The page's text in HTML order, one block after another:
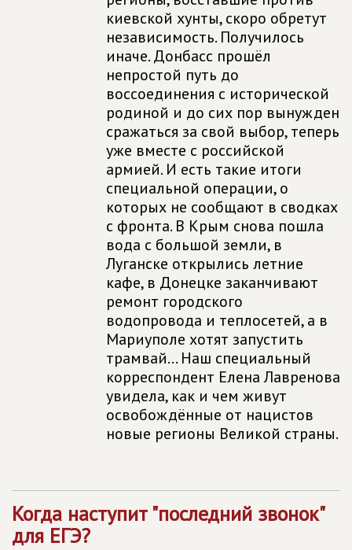
киевской хунты, скоро обретут
независимость. Получилось
иначе. Донбасс прошёл
непростой путь до
воссоединения с исторической
родиной и до сих пор вынужден
сражаться за свой выбор, теперь
уже вместе с российской
армией. И есть такие итоги
специальной операции, о
которых не сообщают в сводках
с фронта. В Крым снова пошла
вода с большой земли, в
Луганске открылись летние
кафе, в Донецке заканчивают
ремонт городского
водопровода и теплосетей, а в
Мариуполе хотят запустить
трамвай... Наш специальный
корреспондент Елена Лавренова
увидела, как и чем живут
освобождённые от нацистов
новые регионы Великой страны.
Когда наступит "последний звонок"
для ЕГЭ?